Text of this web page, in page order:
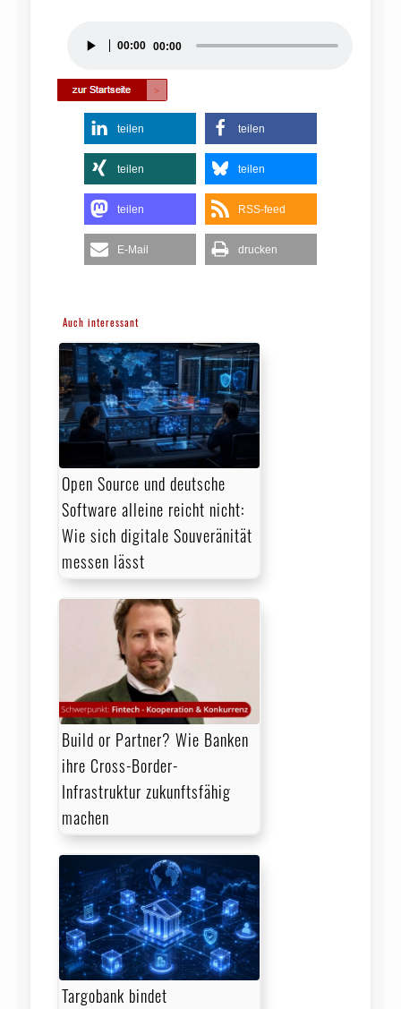
Player
00:00 00:00
teilen teilen
teilen teilen
teilen RSS-feed
E-Mail drucken
Auch interessant
Open Source und deutsche
Software alleine reicht nicht:
Wie sich digitale Souveränität
messen lässt
Build or Partner? Wie Banken
ihre Cross-Border-
Infrastruktur zukunftsfähig
machen
Targobank bindet